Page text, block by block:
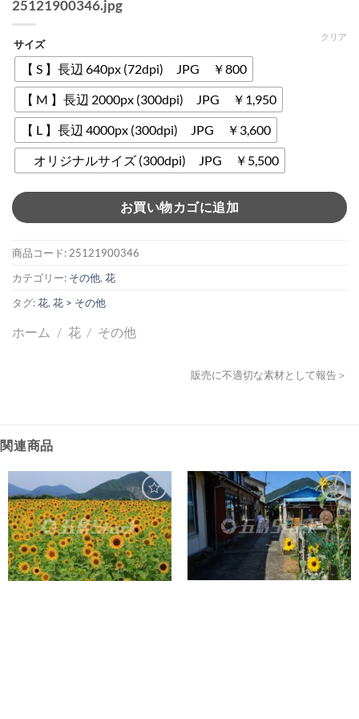
25121900346.jpg
サイズ
【 S 】長辺 640px (72dpi) JPG ￥800
【 M 】長辺 2000px (300dpi) JPG ￥1,950
【 L 】長辺 4000px (300dpi) JPG ￥3,600
オリジナルサイズ (300dpi) JPG ￥5,500
クリア
お買い物カゴに追加
商品コード: 25121900346
カテゴリー: その他, 花
タグ:花, 花 > その他
ホーム / 花 / その他
販売に不適切な素材として報告＞
関連商品